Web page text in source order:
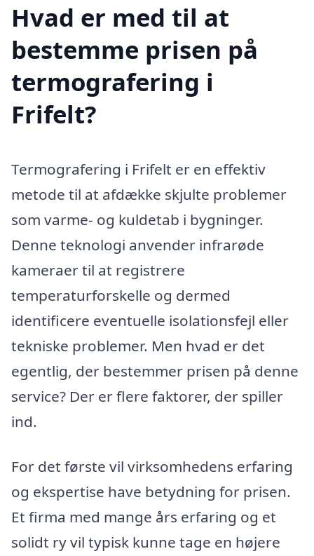
Hvad er med til at
bestemme prisen på
termografering i
Frifelt?
Termografering i Frifelt er en effektiv
metode til at afdække skjulte problemer
som varme- og kuldetab i bygninger.
Denne teknologi anvender infrarøde
kameraer til at registrere
temperaturforskelle og dermed
identificere eventuelle isolationsfejl eller
tekniske problemer. Men hvad er det
egentlig, der bestemmer prisen på denne
service? Der er flere faktorer, der spiller
ind.
For det første vil virksomhedens erfaring
og ekspertise have betydning for prisen.
Et firma med mange års erfaring og et
solidt ry vil typisk kunne tage en højere